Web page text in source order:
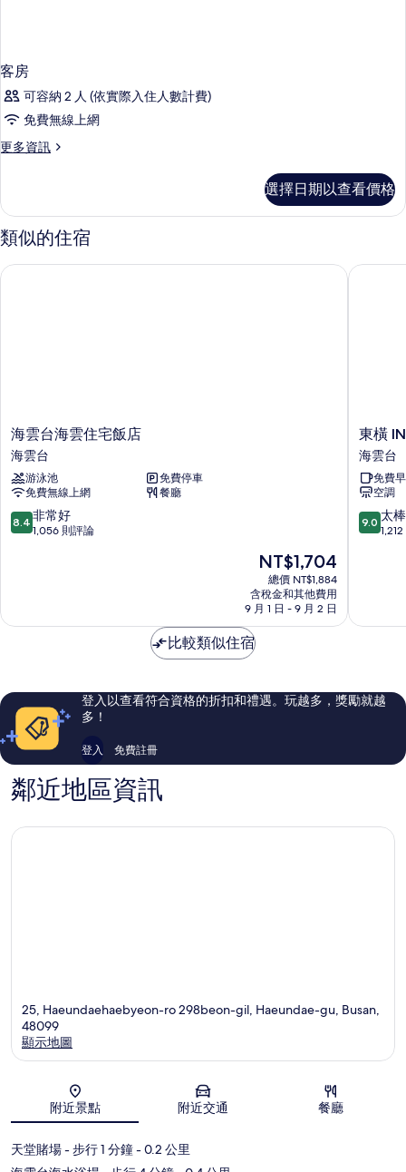
客房
可容納 2 人 (依實際入住人數計費)
免費無線上網
更多資訊
更
的
詳
情
選擇日期以查看價格
類似的住宿
海
雲
台
海
雲
住
宅
海雲台海雲住宅飯店
海雲台
游泳池
免費停車
免費無線上網
餐廳
8.4
分，
常
評
論
8.4 非常好
1,056 則評論
現
在
價
格
為
NT$1,704
總價 NT$1,884
含稅金和其他費用
9 月 1 日 - 9 月 2 日
海雲台海雲住宅飯店
東
橫
INN
釜
山
海
雲
雲
東橫
海雲台
免費
空調
9.0
分，
棒
評
論
9.0 太
東橫
比較類似住宿
登入以查看符合資格的折扣和禮遇。玩越多，獎勵就越
多！
登入 免費註冊
鄰近地區資訊
25, Haeundaehaebyeon-ro 298beon-gil, Haeundae-gu, Busan,
48099
顯示地圖
附近景點 附近交通 餐廳
天堂賭場- 步行 1 分鐘- 0.2 公里